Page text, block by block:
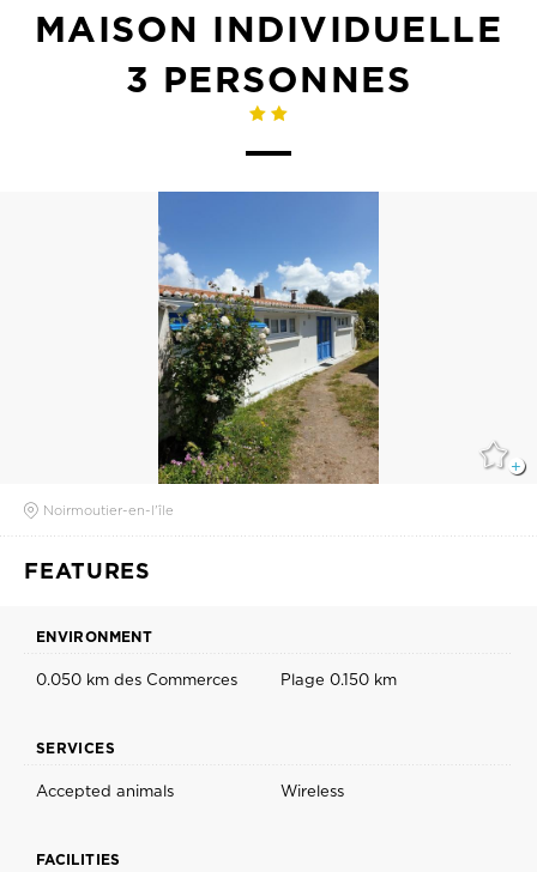
MAISON INDIVIDUELLE
3 PERSONNES
Noirmoutier-en-l'île
FEATURES
ENVIRONMENT
0.050 km des Commerces Plage 0.150 km
SERVICES
Accepted animals Wireless
FACILITIES